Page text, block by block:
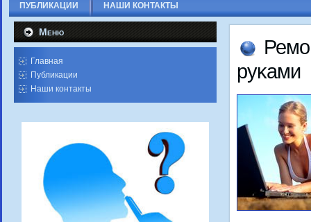
ПУБЛИКАЦИИ НАШИ КОНТАКТЫ
Меню
Главная
Публикации
Наши контакты
руκами